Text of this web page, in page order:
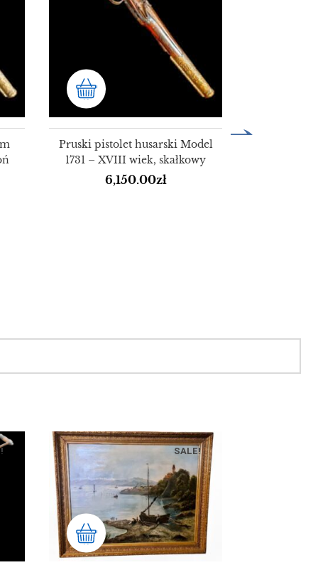
Pruski pistolet husarski Model
1731 – XVIII wiek, skałkowy
6,150.00zł
SALE!